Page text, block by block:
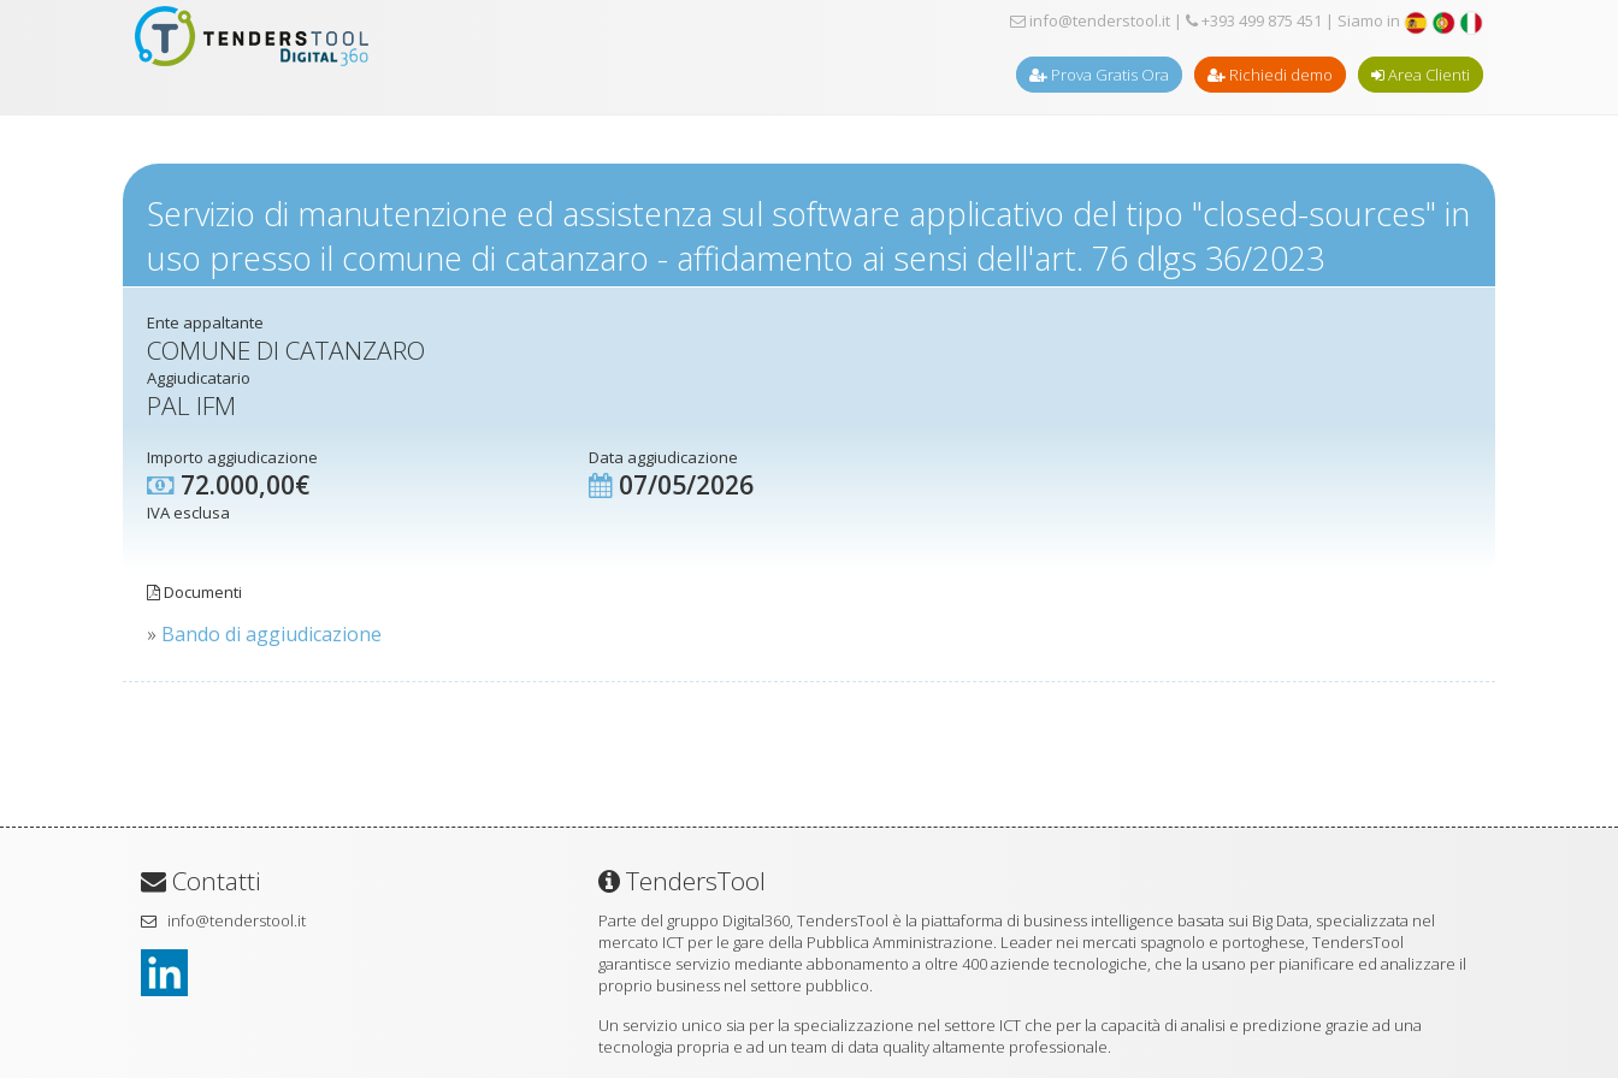
info@tenderstool.it | +393 499 875 451 | Siamo in
Prova Gratis Ora Richiedi demo Area Clienti
Servizio di manutenzione ed assistenza sul software applicativo del tipo "closed-sources" in
uso presso il comune di catanzaro - affidamento ai sensi dell'art. 76 dlgs 36/2023
Ente appaltante
COMUNE DI CATANZARO
Aggiudicatario
PAL IFM
Importo aggiudicazione
72.000,00€
IVA esclusa
Data aggiudicazione
07/05/2026
Documenti
» Bando di aggiudicazione
Contatti
info@tenderstool.it
TendersTool
Parte del gruppo Digital360, TendersTool è la piattaforma di business intelligence basata sui Big Data, specializzata nel
mercato ICT per le gare della Pubblica Amministrazione. Leader nei mercati spagnolo e portoghese, TendersTool
garantisce servizio mediante abbonamento a oltre 400 aziende tecnologiche, che la usano per pianificare ed analizzare il
proprio business nel settore pubblico.
Un servizio unico sia per la specializzazione nel settore ICT che per la capacità di analisi e predizione grazie ad una
tecnologia propria e ad un team di data quality altamente professionale.